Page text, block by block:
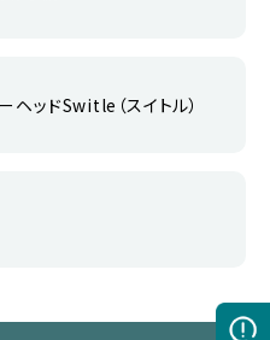
ヘッドSwitle（スイトル）